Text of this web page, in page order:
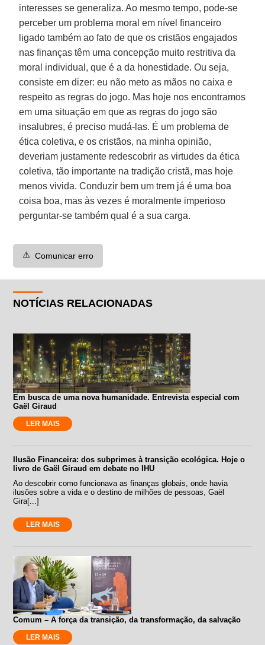
interesses se generaliza. Ao mesmo tempo, pode-se
perceber um problema moral em nível financeiro
ligado também ao fato de que os cristãos engajados
nas finanças têm uma concepção muito restritiva da
moral individual, que é a da honestidade. Ou seja,
consiste em dizer: eu não meto as mãos no caixa e
respeito as regras do jogo. Mas hoje nos encontramos
em uma situação em que as regras do jogo são
insalubres, é preciso mudá-las. É um problema de
ética coletiva, e os cristãos, na minha opinião,
deveriam justamente redescobrir as virtudes da ética
coletiva, tão importante na tradição cristã, mas hoje
menos vivida. Conduzir bem um trem já é uma boa
coisa boa, mas às vezes é moralmente imperioso
perguntar-se também qual é a sua carga.
⚠️ Comunicar erro
NOTÍCIAS RELACIONADAS
Em busca de uma nova humanidade. Entrevista especial com
Gaël Giraud
LER MAIS
Ilusão Financeira: dos subprimes à transição ecológica. Hoje o
livro de Gaël Giraud em debate no IHU
Ao descobrir como funcionava as finanças globais, onde havia
ilusões sobre a vida e o destino de milhões de pessoas, Gaël
Gira[...]
LER MAIS
Comum – A força da transição, da transformação, da salvação
LER MAIS